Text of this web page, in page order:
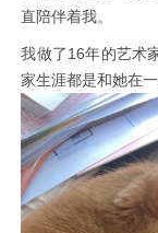
直陪伴着我。
我做了16年的艺术
家生涯都是和她在一